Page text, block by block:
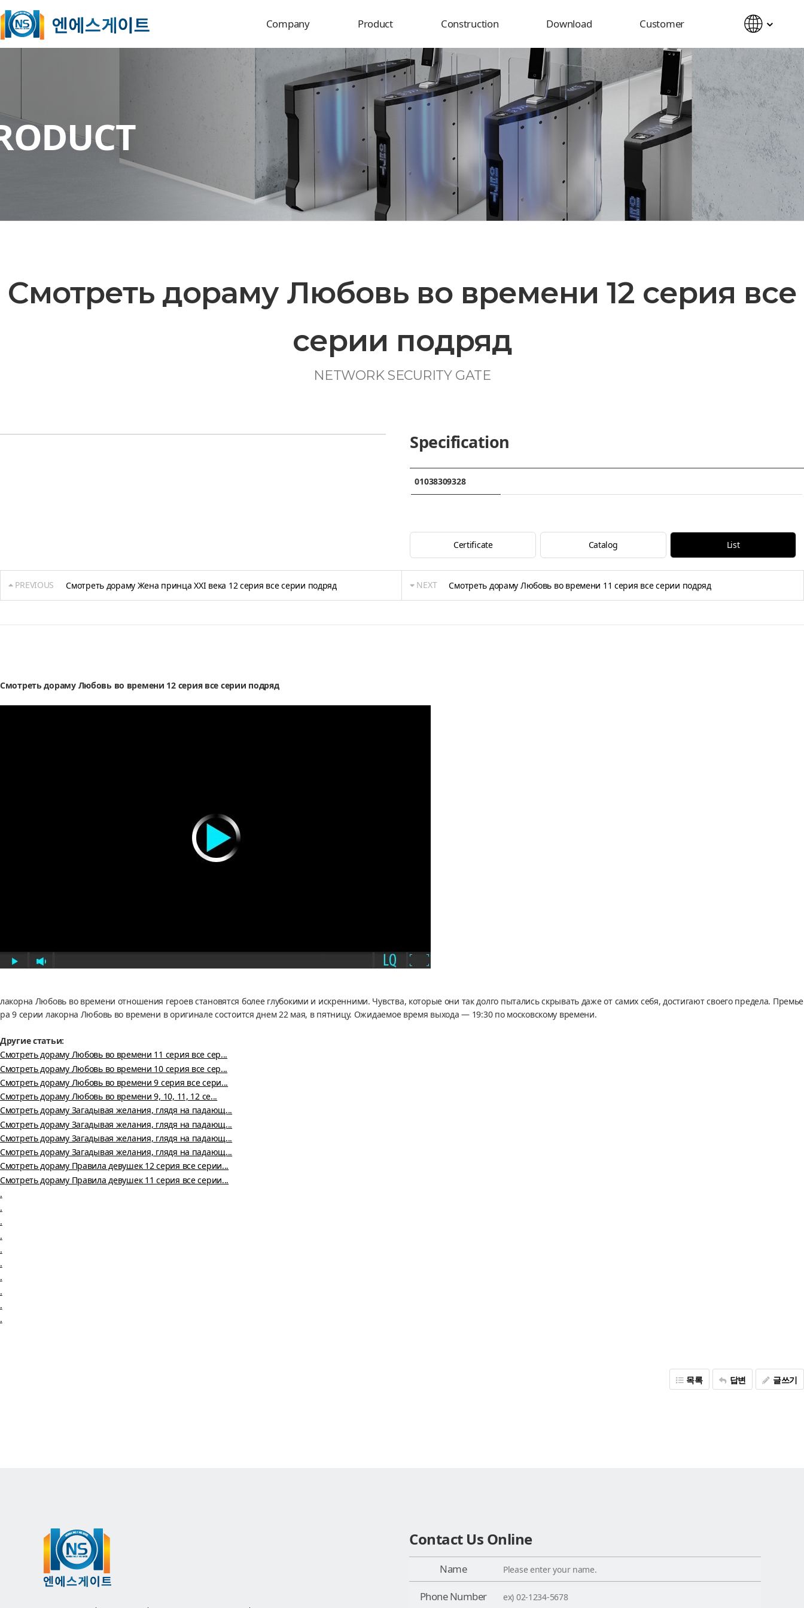
Company
Overview
History
Organization
Business field
Certificate
Location
Product
Product
Construction
Delivery destination
Construction
Download
Catalog
Manual
2D&3D CAD
Customer
Notice
Inquiry
Смотреть дораму Любовь во времени 12 серия все
серии подряд
NETWORK SECURITY GATE
Specification
01038309328
Certificate Catalog List
PREVIOUS Смотреть дораму Жена принца XXI века 12 серия все серии подряд NEXT Смотреть дораму Любовь во времени 11 серия все серии подряд
Смотреть дораму Любовь во времени 12 серия все серии подряд
лакорна Любовь во времени отношения героев становятся более глубокими и искренними. Чувства, которые они так долго пытались скрывать даже от самих себя, достигают своего предела. Премье
ра 9 серии лакорна Любовь во времени в оригинале состоится днем 22 мая, в пятницу. Ожидаемое время выхода — 19:30 по московскому времени.
Другие статьи:
Смотреть дораму Любовь во времени 11 серия все сер...
Смотреть дораму Любовь во времени 10 серия все сер...
Смотреть дораму Любовь во времени 9 серия все сери...
Смотреть дораму Любовь во времени 9, 10, 11, 12 се...
Смотреть дораму Загадывая желания, глядя на падающ...
Смотреть дораму Загадывая желания, глядя на падающ...
Смотреть дораму Загадывая желания, глядя на падающ...
Смотреть дораму Загадывая желания, глядя на падающ...
Смотреть дораму Правила девушек 12 серия все серии...
Смотреть дораму Правила девушек 11 серия все серии...
.
.
.
.
.
.
.
.
.
.
목록 답변 글쓰기
Contact Us Online
Name
Phone Number